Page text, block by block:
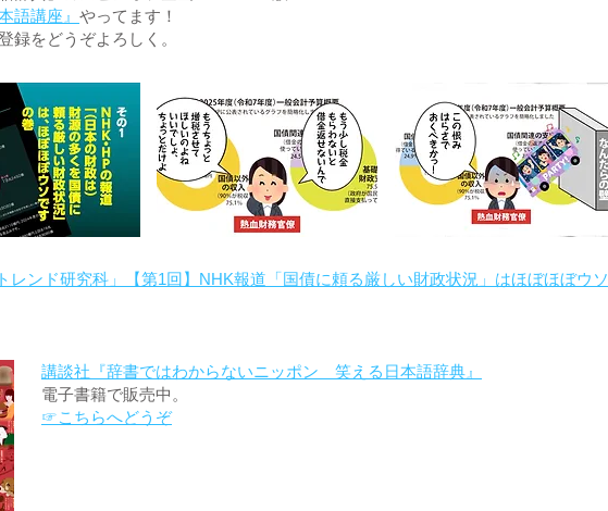
語講座』 やってます！
録をどうぞよろしく。
レンド研究科」【第1回】NHK報道「国債に頼る厳しい財政状況」はほぼほぼウソ
講談社『辞書ではわからないニッポン 笑える日本語辞典』
電子書籍で販売中。
☞こちらへどうぞ